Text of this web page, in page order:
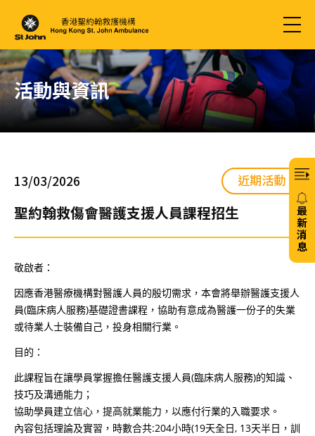
活動與資訊
13/03/2026 近期活動
聖約翰救傷會醫護支援人員課程招生
敬啟者：
因應香港醫療機構對醫護人員的殷切需求，本會將舉辦醫護支援人
員(臨床病人服務)基礎證書課程，協助有意成為醫護一份子的失業
或待業人士裝備自己，投身相關行業。
目的：
此課程旨在讓學員掌握擔任醫護支援人員(臨床病人服務)的知識、
技巧及溝通能力；
協助學員建立信心，提高就業能力，以應付行業的入職要求。
內容包括理論及實習，時數合共:204小時(19天全日, 13天半日，訓
最
新
消
息